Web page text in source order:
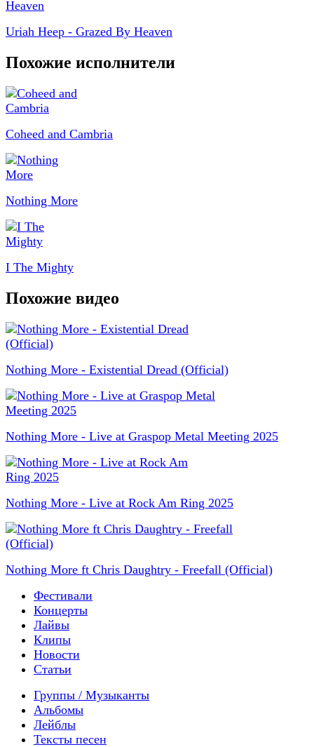
Uriah Heep - Grazed By Heaven
Похожие исполнители
Coheed and Cambria
Nothing More
I The Mighty
Похожие видео
Nothing More - Existential Dread (Official)
Nothing More - Live at Graspop Metal Meeting 2025
Nothing More - Live at Rock Am Ring 2025
Nothing More ft Chris Daughtry - Freefall (Official)
Фестивали
Концерты
Лайвы
Клипы
Новости
Статьи
Группы / Музыканты
Альбомы
Лейблы
Тексты песен